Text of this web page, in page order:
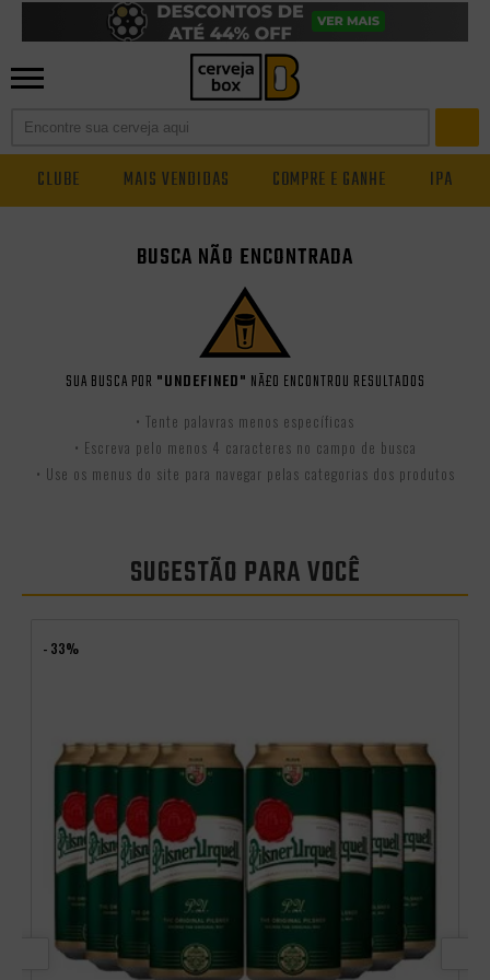
CLUBE MAIS VENDIDAS COMPRE E GANHE IPA
BUSCA NÃO ENCONTRADA
SUA BUSCA POR "UNDEFINED" NÃ£O ENCONTROU RESULTADOS
• Tente palavras menos específicas
• Escreva pelo menos 4 caracteres no campo de busca
• Use os menus do site para navegar pelas categorias dos produtos
SUGESTÃO PARA VOCÊ
- 33%